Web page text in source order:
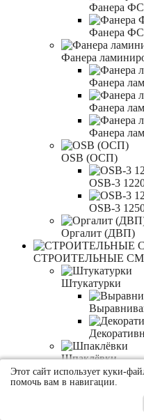
Фанера
Фанера
Фанера
Фанера
Фанера
Фанера
OSB (ОСП)
OSB-3
OSB-3
Оргалит (ДВП)
СТРОИТЕЛЬНЫЕ
Штукатурки
Шпаклёвки
Сухие
Готовые
Этот сайт использует куки-
помочь вам в навигации.